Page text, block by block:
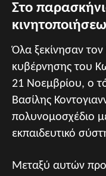
Στο
Όλα ξεκίνησαν
κυβέρνησης του
21 Νοεμβρίου, ο
Βασίλης
πολυνομοσχέδιο
εκπαιδευτικό
Μεταξύ αυτών